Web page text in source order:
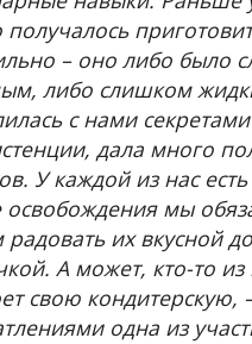
получалось
– оно либо было
либо слишком
с нами
дала много
У каждой из нас
освобождения мы
радовать их вкусной
А может, кто-то из
свою кондитерскую,
одна из